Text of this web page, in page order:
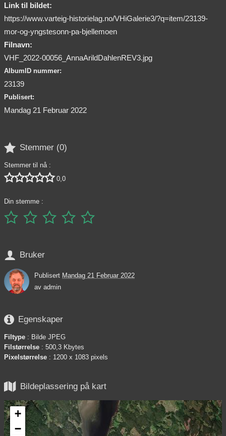
Link til bildet:
https://www.varteig-historielag.no/VHiGalerie3/?q=item/23139-
mor-og-yngstesonn-pa-bjellemoen
Filnavn:
VHF_2022-00056_AnnaArildDahlenREV3.jpg
AlbumID nummer:
23139
Publisert:
Mandag 21 Februar 2022
 Stemmer (0)
Stemmer til nå :
 0,0
Din stemme :
    
 Bruker
Publisert Mandag 21 Februar 2022
av admin
 Egenskaper
Filtype : Bilde JPEG
Filstørrelse : 500,3 Kbytes
Pixelstørrelse : 1200 x 1083 pixels
 Bildeplassering på kart
+
−